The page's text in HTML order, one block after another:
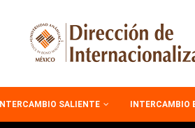
INTERCAMBIO SALIENTE INTERCAMBIO